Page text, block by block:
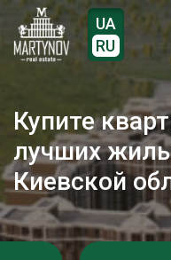
UA
RU
Купите
лучших
Киевской